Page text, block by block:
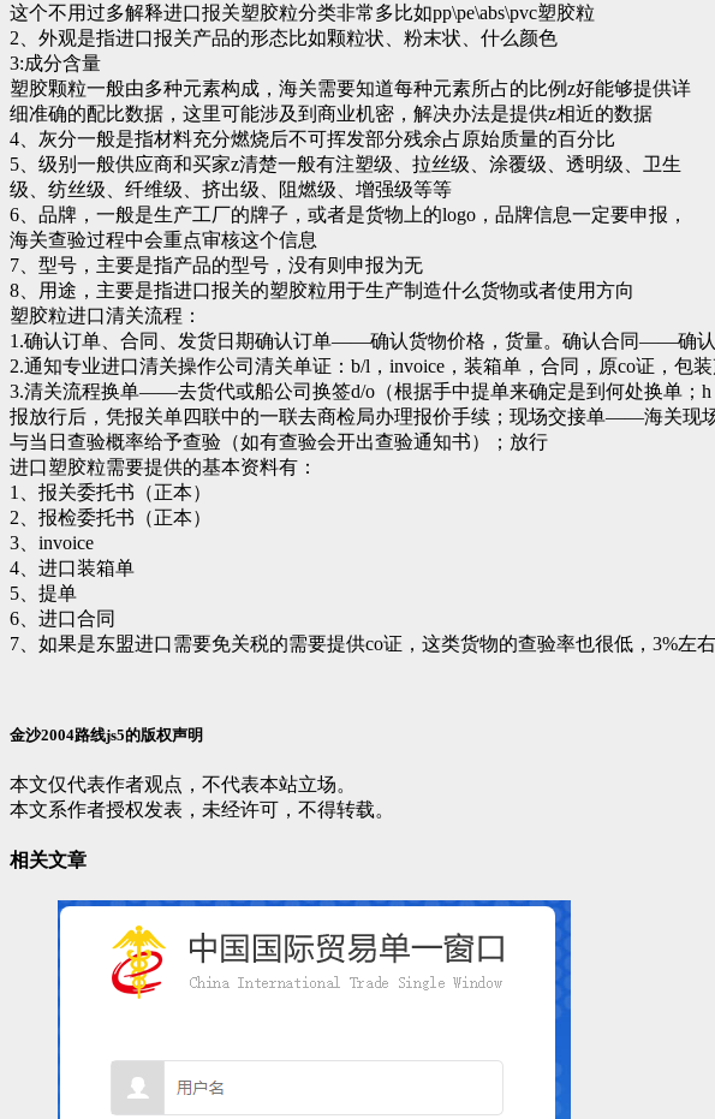
这个不用过多解释进口报关塑胶粒分类非常多比如pp\pe\abs\pvc塑胶粒
2、外观是指进口报关产品的形态比如颗粒状、粉末状、什么颜色
3:成分含量
塑胶颗粒一般由多种元素构成，海关需要知道每种元素所占的比例z好能够提供详
细准确的配比数据，这里可能涉及到商业机密，解决办法是提供z相近的数据
4、灰分一般是指材料充分燃烧后不可挥发部分残余占原始质量的百分比
5、级别一般供应商和买家z清楚一般有注塑级、拉丝级、涂覆级、透明级、卫生
级、纺丝级、纤维级、挤出级、阻燃级、增强级等等
6、品牌，一般是生产工厂的牌子，或者是货物上的logo，品牌信息一定要申报，
海关查验过程中会重点审核这个信息
7、型号，主要是指产品的型号，没有则申报为无
8、用途，主要是指进口报关的塑胶粒用于生产制造什么货物或者使用方向
塑胶粒进口清关流程：
1.确认订单、合同、发货日期确认订单——确认货物价格，货量。确认合同——确认
2.通知专业进口清关操作公司清关单证：b/l，invoice，装箱单，合同，原co证，包
3.清关流程换单——去货代或船公司换签d/o（根据手中提单来确定是到何处换单
报放行后，凭报关单四联中的一联去商检局办理报价手续；现场交接单——海关现
与当日查验概率给予查验（如有查验会开出查验通知书）；放行
进口塑胶粒需要提供的基本资料有：
1、报关委托书（正本）
2、报检委托书（正本）
3、invoice
4、进口装箱单
5、提单
6、进口合同
7、如果是东盟进口需要免关税的需要提供co证，这类货物的查验率也很低，3%左
金沙2004路线js5的版权声明
本文仅代表作者观点，不代表本站立场。
本文系作者授权发表，未经许可，不得转载。
相关文章